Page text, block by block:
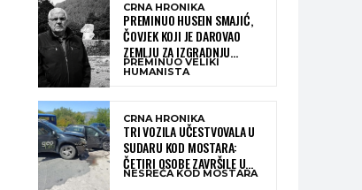
CRNA HRONIKA
PREMINUO HUSEIN SMAJIĆ,
ČOVJEK KOJI JE DAROVAO
ZEMLJU ZA IZGRADNJU
KATOLIČKE CRKVE U BUGOJNU
PREMINUO VELIKI
HUMANISTA
CRNA HRONIKA
TRI VOZILA UČESTVOVALA U
SUDARU KOD MOSTARA:
ČETIRI OSOBE ZAVRŠILE U
BOLNICI
NESREĆA KOD MOSTARA